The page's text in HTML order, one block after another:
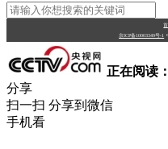
首
京ICP备10003349号-1
正在阅读：
分享
扫一扫 分享到微信
手机看